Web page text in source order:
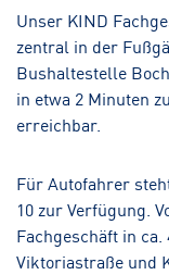
Hörakustik
Unser KIND
zentral in der
Bushaltestelle
in etwa 2 Minuten
erreichbar.
Für Autofahrer
10 zur Verfügung.
Fachgeschäft in
Viktoriastraße und